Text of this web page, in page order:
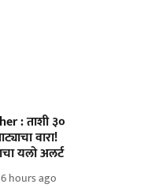
: ताशी ३०
वारा!
यलो अलर्ट
6 hours ago